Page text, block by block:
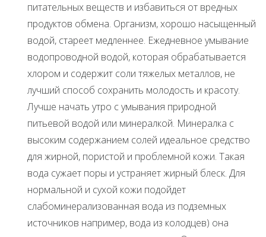
питательных веществ и избавиться от вредных
продуктов обмена. Организм, хорошо насыщенный
водой, стареет медленнее. Ежедневное умывание
водопроводной водой, которая обрабатывается
хлором и содержит соли тяжелых металлов, не
лучший способ сохранить молодость и красоту.
Лучше начать утро с умывания природной
питьевой водой или минералкой. Минералка с
высоким содержанием солей идеальное средство
для жирной, пористой и проблемной кожи. Такая
вода сужает поры и устраняет жирный блеск. Для
нормальной и сухой кожи подойдет
слабоминерализованная вода из подземных
источников например, вода из колодцев) она